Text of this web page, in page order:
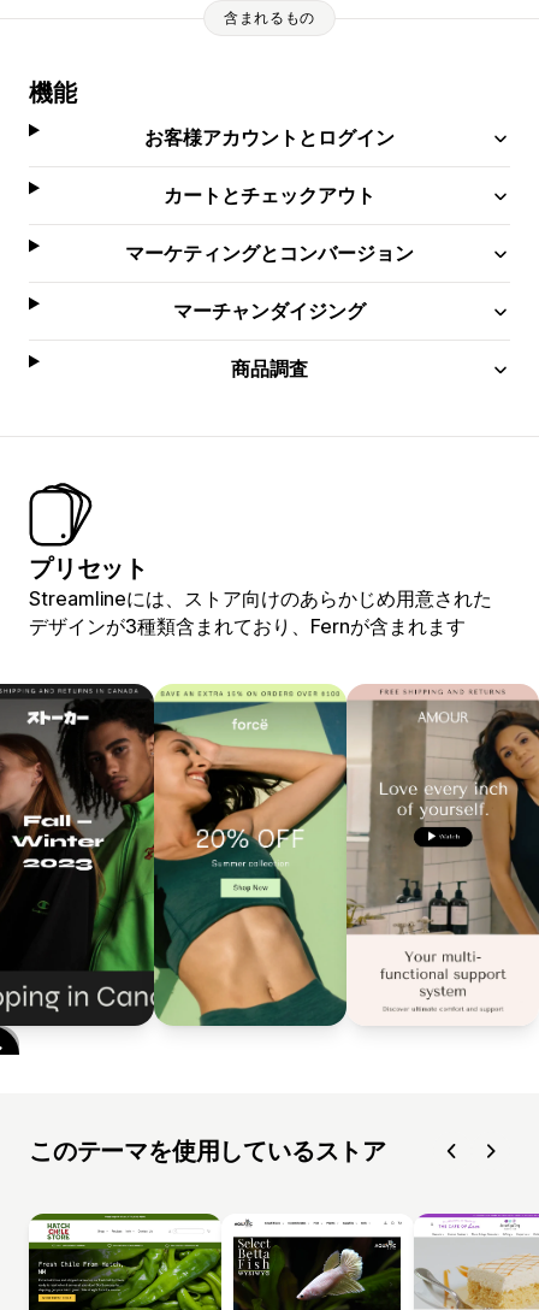
含まれるもの
機能
お客様アカウントとログイン
カートとチェックアウト
マーケティングとコンバージョン
マーチャンダイジング
商品調査
プリセット
Streamlineには、ストア向けのあらかじめ用意された
デザインが3種類含まれており、Fernが含まれます
このテーマを使用しているストア